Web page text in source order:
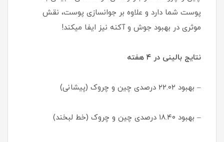
پوست شما دارد و علاوه بر جوانسازی پوست، نقش
موثری در بهبود جوش و آکنه نیز ایفا میکند!
نتایج بالینی در ۴ هفته
– بهبود ۲۲.۰۲ درصدی چین و چروک (پیشانی)
– بهبود ۱۸.۴۰ درصدی چین و چروک (خط لبخند)